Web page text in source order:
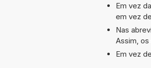
Em vez
em vez
Nas
Assim,
Em vez